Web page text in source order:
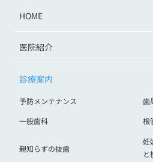
HOME
医院紹介
診療案内
予防メンテナンス
歯
一般歯科
根
親知らずの抜歯
妊
と